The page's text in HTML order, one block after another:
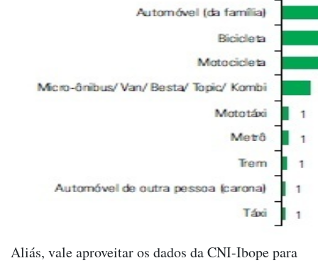
Aliás, vale aproveitar os dados da CNI-Ibope para